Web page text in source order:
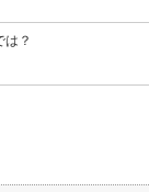
は？